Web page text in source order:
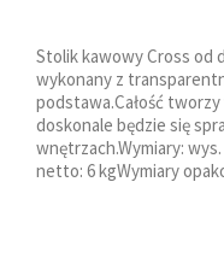
Stolik kawowy Cross od
wykonany z
podstawa.Całość
doskonale będzie się
wnętrzach.Wymiary: wys.
netto: 6 kgWymiary